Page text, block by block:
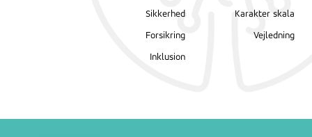
Sikkerhed
Forsikring
Inklusion
Karakter skala
Vejledning